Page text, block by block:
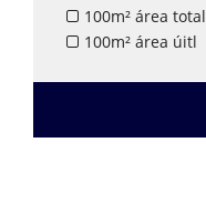
100m² área total
100m² área úitl